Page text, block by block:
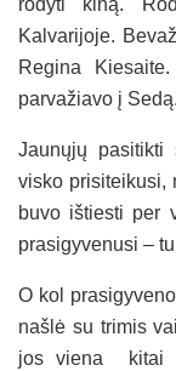
rodyti kiną.
Kalvarijoje.
Regina
parvažiavo į Sedą.
Jaunųjų pasitikti
visko prisiteikusi,
buvo ištiesti per
prasigyvenusi –
O kol
našlė su trimis
jos viena kitai